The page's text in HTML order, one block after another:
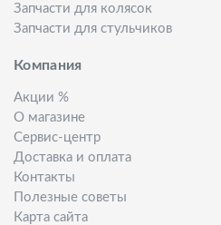
Запчасти для колясок
Запчасти для стульчиков
Компания
Акции %
О магазине
Сервис-центр
Доставка и оплата
Контакты
Полезные советы
Карта сайта